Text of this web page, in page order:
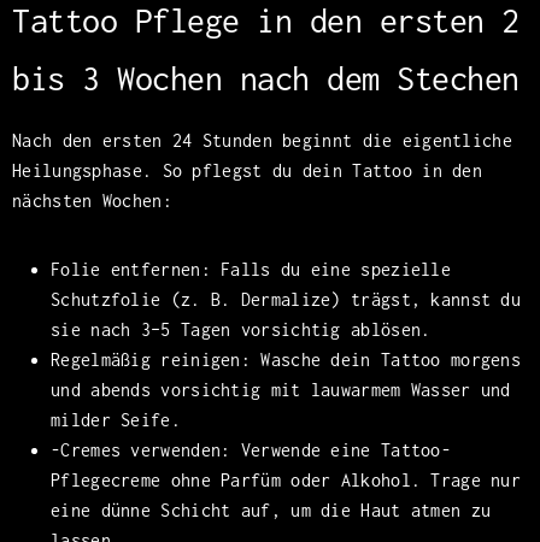
Tattoo Pflege in den ersten 2
bis 3 Wochen nach dem Stechen
Nach den ersten 24 Stunden beginnt die eigentliche
Heilungsphase. So pflegst du dein Tattoo in den
nächsten Wochen:
Folie entfernen: Falls du eine spezielle
Schutzfolie (z. B. Dermalize) trägst, kannst du
sie nach 3–5 Tagen vorsichtig ablösen.
Regelmäßig reinigen: Wasche dein Tattoo morgens
und abends vorsichtig mit lauwarmem Wasser und
milder Seife.
-Cremes verwenden: Verwende eine Tattoo-
Pflegecreme ohne Parfüm oder Alkohol. Trage nur
eine dünne Schicht auf, um die Haut atmen zu